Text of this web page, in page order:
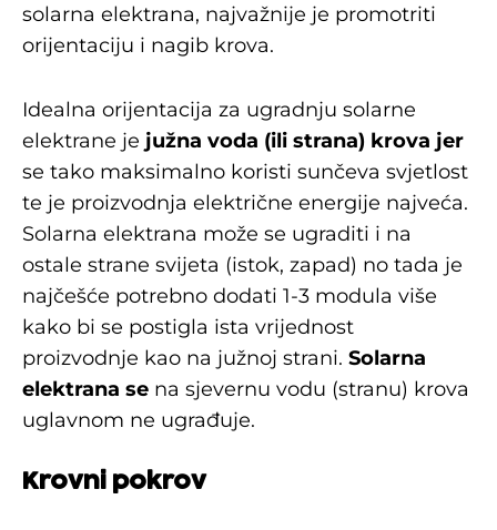
solarna elektrana, najvažnije je promotriti
orijentaciju i nagib krova.
Idealna orijentacija za ugradnju solarne
elektrane je južna voda (ili strana) krova jer
se tako maksimalno koristi sunčeva svjetlost
te je proizvodnja električne energije najveća.
Solarna elektrana može se ugraditi i na
ostale strane svijeta (istok, zapad) no tada je
najčešće potrebno dodati 1-3 modula više
kako bi se postigla ista vrijednost
proizvodnje kao na južnoj strani. Solarna
elektrana se na sjevernu vodu (stranu) krova
uglavnom ne ugrađuje.
Krovni pokrov